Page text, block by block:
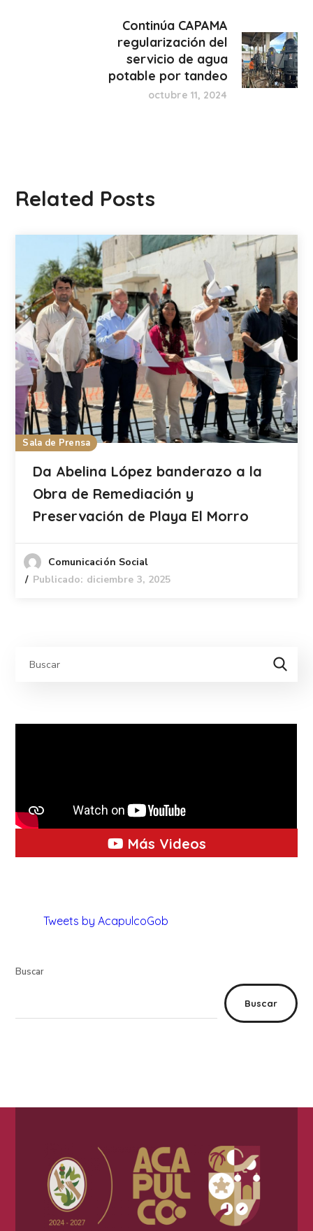
Continúa CAPAMA
regularización del
servicio de agua
potable por tandeo
octubre 11, 2024
Related Posts
Sala de Prensa
Da Abelina López banderazo a la
Obra de Remediación y
Preservación de Playa El Morro
Comunicación Social
Publicado: diciembre 3, 2025
Más Videos
Tweets by AcapulcoGob
Buscar
Buscar